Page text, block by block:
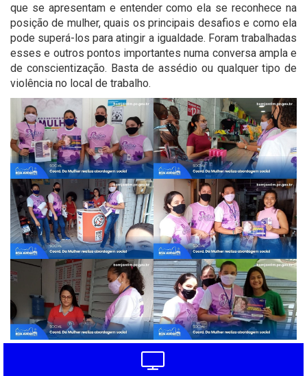
que se apresentam e entender como ela se reconhece na
posição de mulher, quais os principais desafios e como ela
pode superá-los para atingir a igualdade. Foram trabalhadas
esses e outros pontos importantes numa conversa ampla e
de conscientização. Basta de assédio ou qualquer tipo de
violência no local de trabalho.